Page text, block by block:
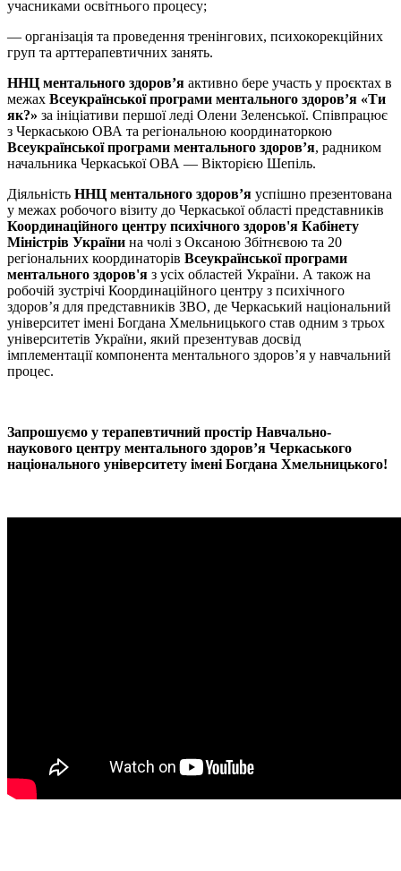
учасниками освітнього процесу;
— організація та проведення тренінгових, психокорекційних
груп та арттерапевтичних занять.
ННЦ ментального здоров’я активно бере участь у проєктах в
межах Всеукраїнської програми ментального здоров’я «Ти
як?» за ініціативи першої леді Олени Зеленської. Співпрацює
з Черкаською ОВА та регіональною координаторкою
Всеукраїнської програми ментального здоров’я, радником
начальника Черкаської ОВА — Вікторією Шепіль.
Діяльність ННЦ ментального здоров’я успішно презентована
у межах робочого візиту до Черкаської області представників
Координаційного центру психічного здоров'я Кабінету
Міністрів України на чолі з Оксаною Збітнєвою та 20
регіональних координаторів Всеукраїнської програми
ментального здоров'я з усіх областей України. А також на
робочій зустрічі Координаційного центру з психічного
здоров’я для представників ЗВО, де Черкаський національний
університет імені Богдана Хмельницького став одним з трьох
університетів України, який презентував досвід
імплементації компонента ментального здоров’я у навчальний
процес.
Запрошуємо у терапевтичний простір Навчально-
наукового центру ментального здоров’я Черкаського
національного університету імені Богдана Хмельницького!